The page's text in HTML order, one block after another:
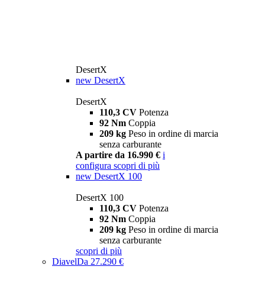
DesertX
new DesertX
DesertX
110,3 CV Potenza
92 Nm Coppia
209 kg Peso in ordine di marcia
senza carburante
A partire da 16.990 € i
configura scopri di più
new DesertX 100
DesertX 100
110,3 CV Potenza
92 Nm Coppia
209 kg Peso in ordine di marcia
senza carburante
scopri di più
DiavelDa 27.290 €